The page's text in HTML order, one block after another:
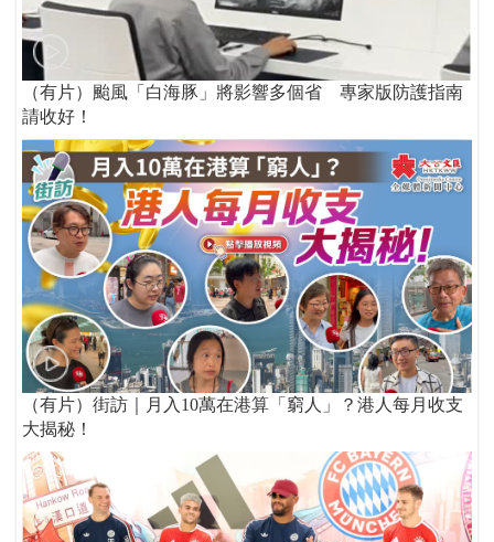
（有片）颱風「白海豚」將影響多個省 專家版防護指南
請收好！
（有片）街訪｜月入10萬在港算「窮人」？港人每月收支
大揭秘！